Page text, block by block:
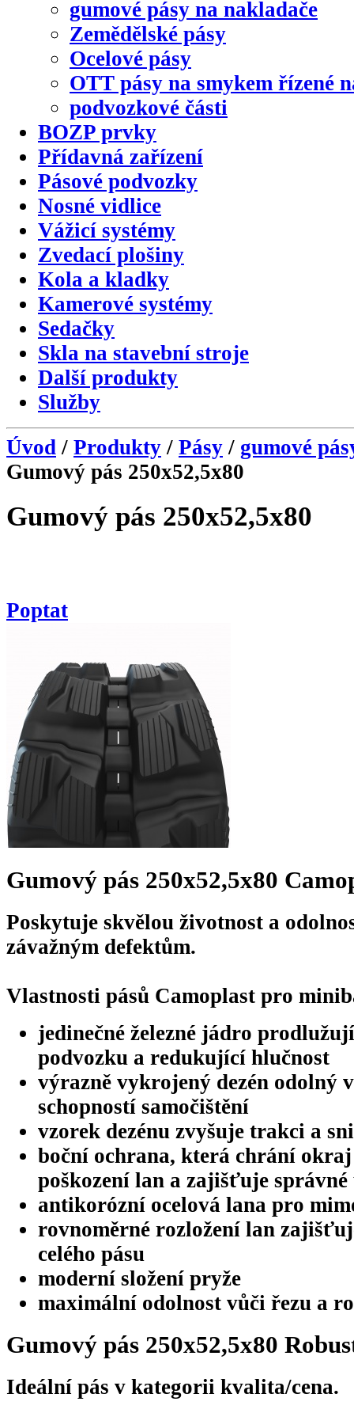
gumové pásy na nakladače
Zemědělské pásy
Ocelové pásy
OTT pásy na smykem řízené
podvozkové části
BOZP prvky
Přídavná zařízení
Pásové podvozky
Nosné vidlice
Vážicí systémy
Zvedací plošiny
Kola a kladky
Kamerové systémy
Sedačky
Skla na stavební stroje
Další produkty
Služby
Úvod / Produkty / Pásy / gumové
Gumový pás 250x52,5x80
Gumový pás 250x52,5x80
Poptat
Gumový pás 250x52,5x80
Poskytuje skvělou životnost a
závažným defektům.
Vlastnosti pásů Camoplast pro
jedinečné železné jádro
podvozku a redukující hlučnost
výrazně vykrojený dezén odolný
schopností samočištění
vzorek dezénu zvyšuje trakci a
boční ochrana, která chrání
poškození lan a zajišťuje správné
antikorózní ocelová lana pro
rovnoměrné rozložení lan
celého pásu
moderní složení pryže
maximální odolnost vůči řezu a
Gumový pás 250x52,5x80
Ideální pás v kategorii kvalita/cena.